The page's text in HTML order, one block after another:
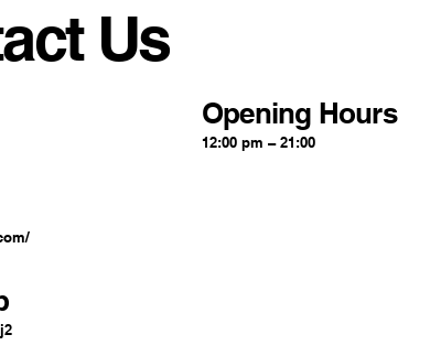
Us
Opening Hours
12:00 pm – 21:00